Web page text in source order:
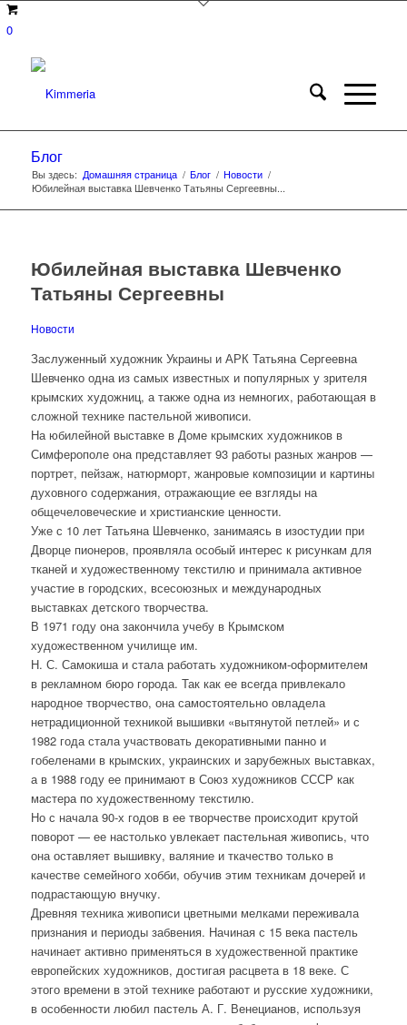
0
Блог
Вы здесь: Домашняя страница / Блог / Новости /
Юбилейная выставка Шевченко Татьяны Сергеевны...
Юбилейная выставка Шевченко
Татьяны Сергеевны
Новости
Заслуженный художник Украины и АРК Татьяна Сергеевна
Шевченко одна из самых известных и популярных у зрителя
крымских художниц, а также одна из немногих, работающая в
сложной технике пастельной живописи.
На юбилейной выставке в Доме крымских художников в
Симферополе она представляет 93 работы разных жанров —
портрет, пейзаж, натюрморт, жанровые композиции и картины
духовного содержания, отражающие ее взгляды на
общечеловеческие и христианские ценности.
Уже с 10 лет Татьяна Шевченко, занимаясь в изостудии при
Дворце пионеров, проявляла особый интерес к рисункам для
тканей и художественному текстилю и принимала активное
участие в городских, всесоюзных и международных
выставках детского творчества.
В 1971 году она закончила учебу в Крымском
художественном училище им.
Н. С. Самокиша и стала работать художником-оформителем
в рекламном бюро города. Так как ее всегда привлекало
народное творчество, она самостоятельно овладела
нетрадиционной техникой вышивки «вытянутой петлей» и с
1982 года стала участвовать декоративными панно и
гобеленами в крымских, украинских и зарубежных выставках,
а в 1988 году ее принимают в Союз художников СССР как
мастера по художественному текстилю.
Но с начала 90-х годов в ее творчестве происходит крутой
поворот — ее настолько увлекает пастельная живопись, что
она оставляет вышивку, валяние и ткачество только в
качестве семейного хобби, обучив этим техникам дочерей и
подрастающую внучку.
Древняя техника живописи цветными мелками переживала
признания и периоды забвения. Начиная с 15 века пастель
начинает активно применяться в художественной практике
европейских художников, достигая расцвета в 18 веке. С
этого времени в этой технике работают и русские художники,
в особенности любил пастель А. Г. Венецианов, используя